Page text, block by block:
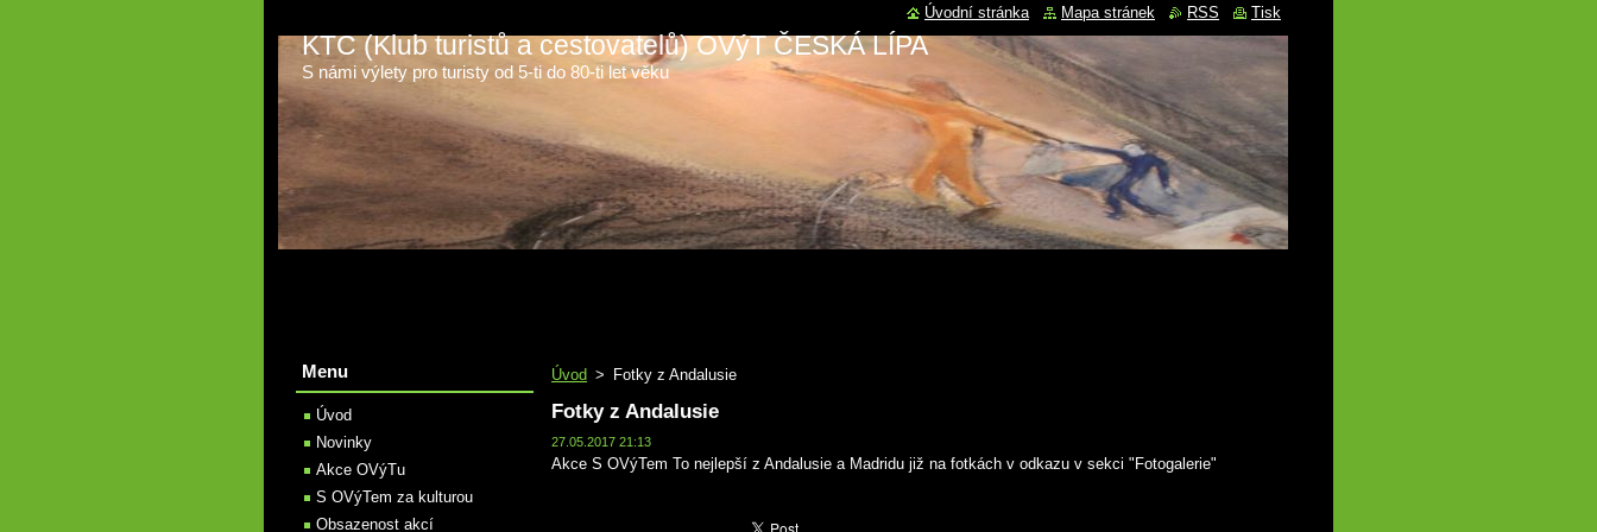
KTC (Klub turistů a cestovatelů) OVýT ČESKÁ LÍPA
S námi výlety pro turisty od 5-ti do 80-ti let věku
Úvod > Fotky z Andalusie
Fotky z Andalusie
27.05.2017 21:13
Akce S OVýTem To nejlepší z Andalusie a Madridu již na fotkách v odkazu v sekci "Fotogalerie"
Menu
Úvod
Novinky
Akce OVýTu
S OVýTem za kulturou
Obsazenost akcí
Úvodní stránka Mapa stránek RSS Tisk